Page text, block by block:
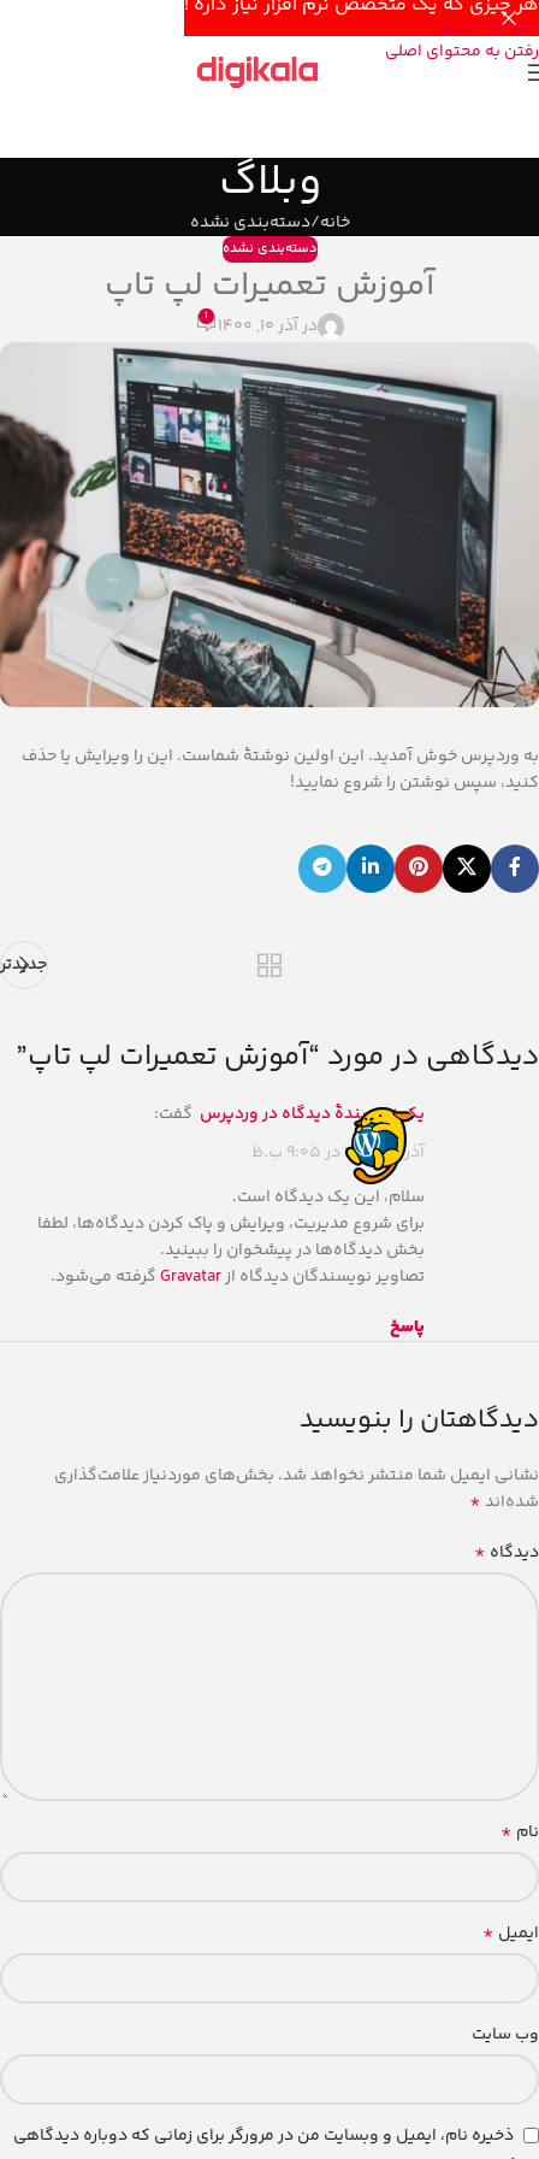
عبور به ناوبری
رفتن به محتوای اصلی
وبلاگ
خانه دسته‌بندی نشده
دسته‌بندی نشده
آموزش تعمیرات لپ تاپ
در آذر 10, 1400 1
به وردپرس خوش آمدید. این اولین نوشتهٔ شماست. این را ویرایش یا حذف
کنید، سپس نوشتن را شروع نمایید!
جدیدتر
دیدگاهی در مورد “آموزش تعمیرات لپ تاپ”
یک نویسندهٔ دیدگاه در وردپرس گفت:
آذر 10, 1400 در 9:05 ب.ظ
سلام، این یک دیدگاه است.
برای شروع مدیریت، ویرایش و پاک کردن دیدگاه‌ها، لطفا
بخش دیدگاه‌ها در پیشخوان را ببینید.
تصاویر نویسندگان دیدگاه ازGravatarگرفته می‌شود.
پاسخ
دیدگاهتان را بنویسید
نشانی ایمیل شما منتشر نخواهد شد. بخش‌های موردنیاز علامت‌گذاری
شده‌اند*
دیدگاه *
نام *
ایمیل *
وب‌ سایت
ذخیره نام، ایمیل و وبسایت من در مرورگر برای زمانی که دوباره دیدگاهی